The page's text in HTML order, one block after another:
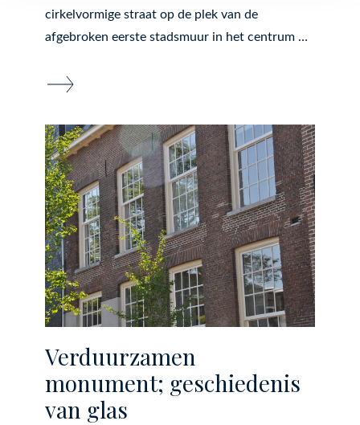
cirkelvormige straat op de plek van de
afgebroken eerste stadsmuur in het centrum …
Verduurzamen
monument; geschiedenis
van glas